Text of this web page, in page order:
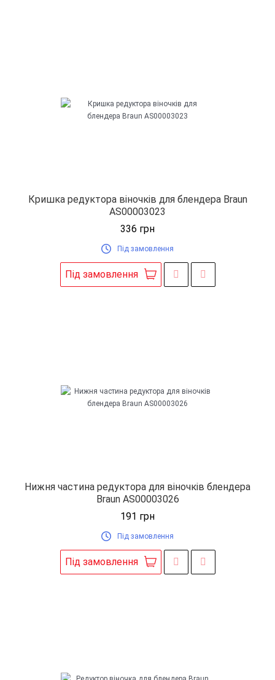
Кришка редуктора віночків для блендера Braun
AS00003023
336 грн
Під замовлення
Під замовлення
Нижня частина редуктора для віночків блендера
Braun AS00003026
191 грн
Під замовлення
Під замовлення